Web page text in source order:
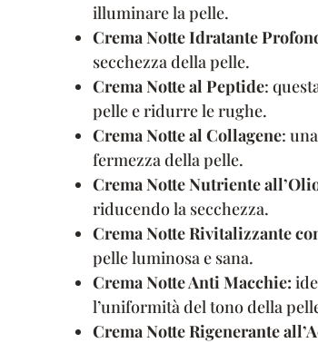
illuminare la pelle.
Crema Notte Idratante
secchezza della pelle.
Crema Notte al Peptide:
pelle e ridurre le rughe.
Crema Notte al Collagene:
fermezza della pelle.
Crema Notte Nutriente
riducendo la secchezza.
Crema Notte Rivitalizzante
pelle luminosa e sana.
Crema Notte Anti Macchie:
l’uniformità del tono della
Crema Notte Rigenerante